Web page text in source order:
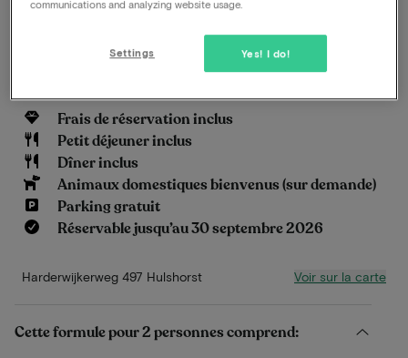
idéal pour un séjour relaxant dans l’une des plus
belles régions des Pays-Bas.
Frais de réservation inclus
Petit déjeuner inclus
Dîner inclus
Animaux domestiques bienvenus (sur demande)
Parking gratuit
Réservable jusqu’au 30 septembre 2026
Harderwijkerweg 497 Hulshorst Voir sur la carte
Cette formule pour 2 personnes comprend:
communications and analyzing website usage.
Yes! I do!
Settings